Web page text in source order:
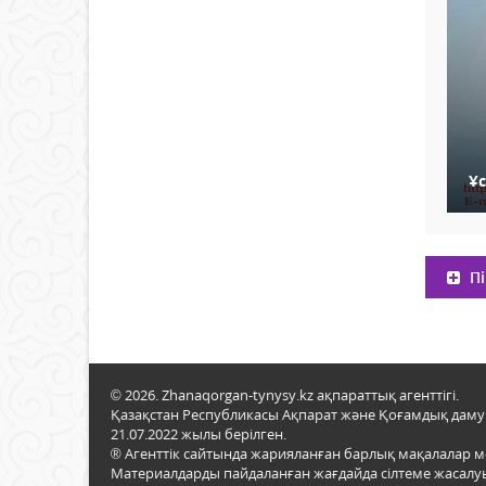
© 2026. Zhanaqorgan-tynysy.kz ақпараттық агенттігі.
Қазақстан Республикасы Ақпарат және Қоғамдық даму
21.07.2022 жылы берілген.
® Агенттік сайтында жарияланған барлық
Материалдарды пайдаланған жағдайда сілтеме